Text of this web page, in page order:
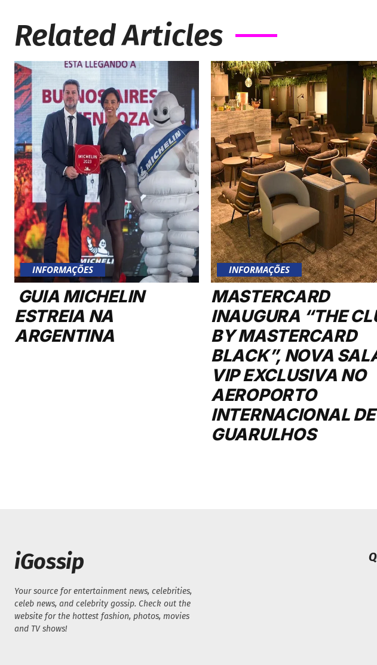
Related Articles
INFORMAÇÕES
GUIA MICHELIN
ESTREIA NA
ARGENTINA
INFORMAÇÕES
MASTERCARD
INAUGURA “THE
BY MASTERCARD
BLACK”, NOVA
VIP EXCLUSIVA NO
AEROPORTO
INTERNACIONAL DE
GUARULHOS
iGossip
Your source for entertainment news, celebrities,
celeb news, and celebrity gossip. Check out the
website for the hottest fashion, photos, movies
and TV shows!